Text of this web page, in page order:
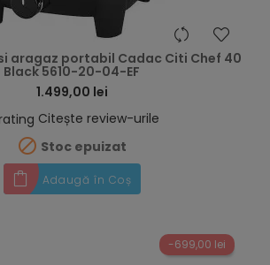
aragaz portabil Cadac Citi Chef 40
Black 5610-20-04-EF
1.499,00 lei
Citește review-urile
 Stoc epuizat
Adaugă în Coș
-699,00 lei